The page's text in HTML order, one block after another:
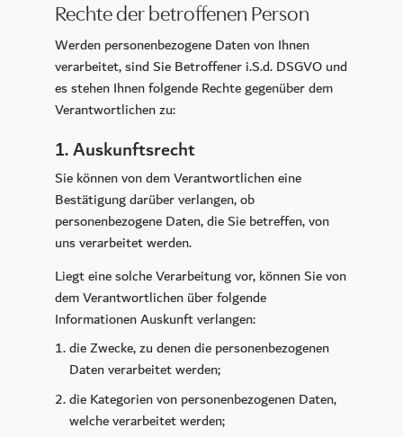
Pools
Sauna & Dampfbäder
Massage & Beauty
Medical Spa
CoolSculpting
Longevity Retreat
Sport & Freizeit
Golf
Ausflugsziele
Fitnessstudio
Aktiv in der Natur
Feiern & Tagen
Hochzeit
Rechte der betroffenen Person
Werden personenbezogene Daten von Ihnen
verarbeitet, sind Sie Betroffener i.S.d. DSGVO und
es stehen Ihnen folgende Rechte gegenüber dem
Verantwortlichen zu:
1. Auskunftsrecht
Sie können von dem Verantwortlichen eine
Bestätigung darüber verlangen, ob
personenbezogene Daten, die Sie betreffen, von
uns verarbeitet werden.
Liegt eine solche Verarbeitung vor, können Sie von
dem Verantwortlichen über folgende
Informationen Auskunft verlangen:
die Zwecke, zu denen die personenbezogenen
Daten verarbeitet werden;
die Kategorien von personenbezogenen Daten,
welche verarbeitet werden;